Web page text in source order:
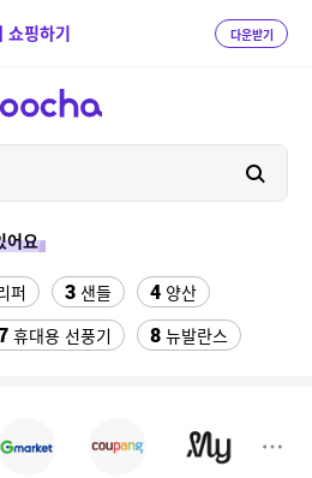
쇼핑하기 다운받기
어요
퍼 3 샌들 4 양산
휴대용 선풍기 8 뉴발란스
17 메가커피